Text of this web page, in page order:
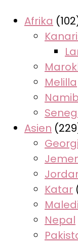
Afrika
Melilla
Asien
Katar
Nepal